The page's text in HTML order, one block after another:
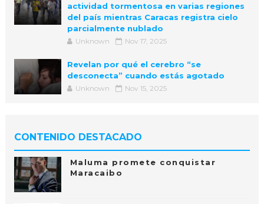
actividad tormentosa en varias regiones
del país mientras Caracas registra cielo
parcialmente nublado
Unknown Nov 17, 2025
Revelan por qué el cerebro “se
desconecta” cuando estás agotado
Unknown Nov 15, 2025
CONTENIDO DESTACADO
Maluma promete conquistar
Maracaibo